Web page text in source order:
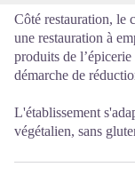
Côté restauration, le
une restauration à
produits de
démarche de
L'établissement
végétalien, sans